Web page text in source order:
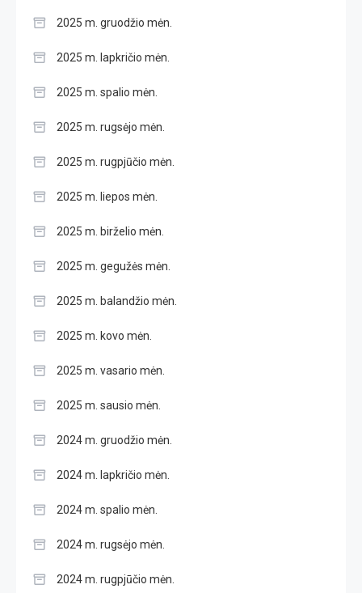
2025 m. gruodžio mėn.
2025 m. lapkričio mėn.
2025 m. spalio mėn.
2025 m. rugsėjo mėn.
2025 m. rugpjūčio mėn.
2025 m. liepos mėn.
2025 m. birželio mėn.
2025 m. gegužės mėn.
2025 m. balandžio mėn.
2025 m. kovo mėn.
2025 m. vasario mėn.
2025 m. sausio mėn.
2024 m. gruodžio mėn.
2024 m. lapkričio mėn.
2024 m. spalio mėn.
2024 m. rugsėjo mėn.
2024 m. rugpjūčio mėn.